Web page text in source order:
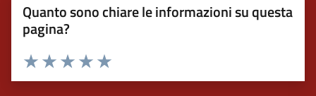
Quanto sono chiare le informazioni su questa
pagina?
Valuta 5 stelle su 5
Valuta 4 stelle su 5
Valuta 3 stelle su 5
Valuta 2 stelle su 5
Valuta 1 stelle su 5